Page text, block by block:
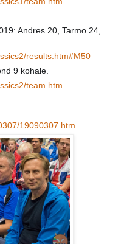
Andres 20, Tarmo 24,
results.htm#M50
9 kohale.
team.htm
19090307.htm